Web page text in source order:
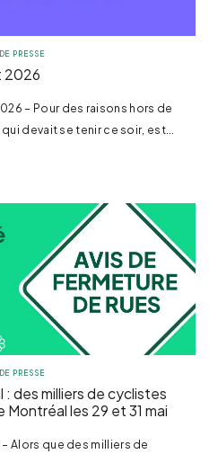
PRESSE
2026
– Pour des raisons hors de
devait se tenir ce soir, est...
PRESSE
des milliers de cyclistes
les 29 et 31 mai
Alors que des milliers de